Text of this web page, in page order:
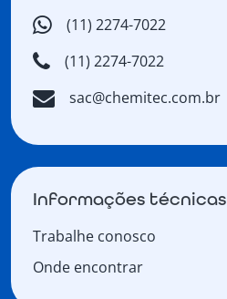
(11) 2274-7022
(11) 2274-7022
sac@chemitec.com.br
Informações técnicas
Trabalhe conosco
Onde encontrar